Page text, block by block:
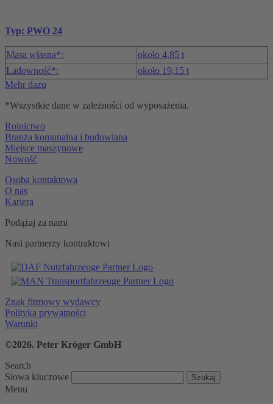
Typ: PWO 24
Masa własna*:
około 4,85 t
Ładowność*:
około 19,15 t
Mehr dazu
*Wszystkie dane w zależności od wyposażenia.
Rolnictwo
Branża komunalna i budowlana
Miejsce maszynowe
Nowość
Osoba kontaktowa
O nas
Kariera
Podążaj za nami
Nasi partnerzy kontraktowi
Znak firmowy wydawcy
Polityka prywatności
Warunki
©2026. Peter Kröger GmbH
Search
Słowa kluczowe
Menu